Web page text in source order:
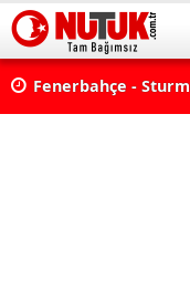
Fenerbahçe -